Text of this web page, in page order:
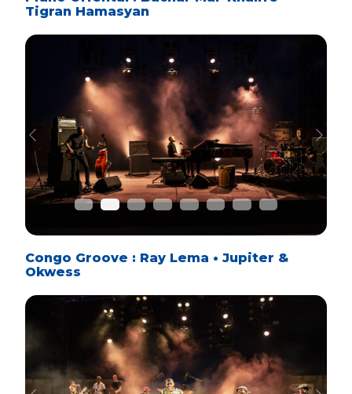
Tigran Hamasyan
Previous Next
Congo Groove : Ray Lema • Jupiter &
Okwess